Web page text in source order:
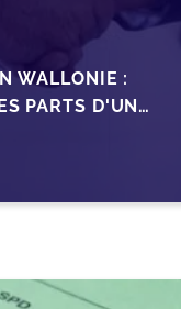
WALLONIE :
PARTS D'UNE